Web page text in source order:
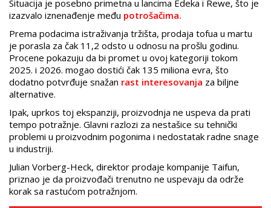
Situacija je posebno primetna u lancima Edeka i Rewe, što je
izazvalo iznenađenje među potrošačima.
Prema podacima istraživanja tržišta, prodaja tofua u martu
je porasla za čak 11,2 odsto u odnosu na prošlu godinu.
Procene pokazuju da bi promet u ovoj kategoriji tokom
2025. i 2026. mogao dostići čak 135 miliona evra, što
dodatno potvrđuje snažan rast interesovanja za biljne
alternative.
Ipak, uprkos toj ekspanziji, proizvodnja ne uspeva da prati
tempo potražnje. Glavni razlozi za nestašice su tehnički
problemi u proizvodnim pogonima i nedostatak radne snage
u industriji.
Julian Vorberg-Heck, direktor prodaje kompanije Taifun,
priznao je da proizvođači trenutno ne uspevaju da održe
korak sa rastućom potražnjom.